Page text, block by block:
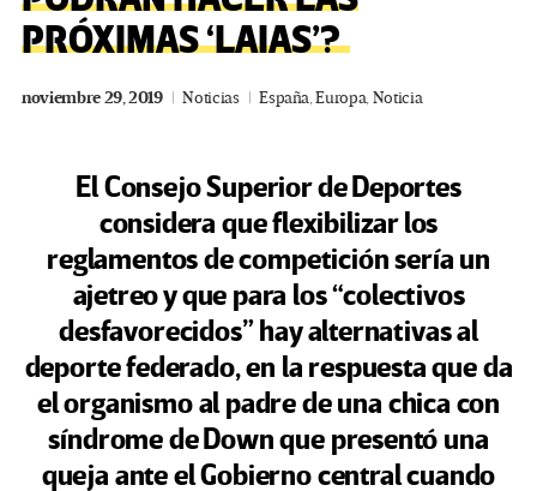
PRÓXIMAS ‘LAIAS’?
noviembre 29, 2019 Noticias España,Europa,Noticia
El Consejo Superior de Deportes
considera que flexibilizar los
reglamentos de competición sería un
ajetreo y que para los “colectivos
desfavorecidos” hay alternativas al
deporte federado, en la respuesta que da
el organismo al padre de una chica con
síndrome de Down que presentó una
queja ante el Gobierno central cuando